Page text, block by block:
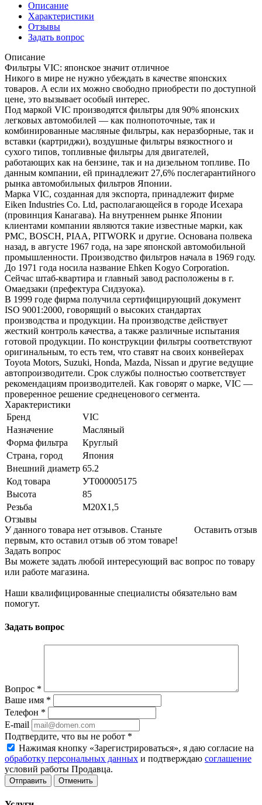
Описание
Характеристики
Отзывы
Задать вопрос
Описание
Фильтры VIC: японское значит отличное
Никого в мире не нужно убеждать в качестве японских
товаров. А если их можно свободно приобрести по доступной
цене, это вызывает особый интерес.
Под маркой VIC производятся фильтры для 90% японских
легковых автомобилей — как полнопоточные, так и
комбинированные масляные фильтры, как неразборные, так и
вставки (картриджи), воздушные фильтры вязкостного и
сухого типов, топливные фильтры для двигателей,
работающих как на бензине, так и на дизельном топливе. По
данным компании, ей принадлежит 27,6% послегарантийного
рынка автомобильных фильтров Японии.
Марка VIC, созданная для экспорта, принадлежит фирме
Eiken Industries Co. Ltd, располагающейся в городе Исехара
(провинция Канагава). На внутреннем рынке Японии
клиентами компании являются такие известные марки, как
PMC, BOSCH, PIAA, PITWORK и другие. Основана полвека
назад, в августе 1967 года, на заре японской автомобильной
промышленности. Производство фильтров начала в 1969 году.
До 1971 года носила название Ehken Kogyo Corporation.
Сейчас штаб-квартира и главный завод расположены в г.
Омаедзаки (префектура Сидзуока).
В 1999 годе фирма получила сертифицирующий документ
ISO 9001:2000, говорящий о высоких стандартах
производства и продукции. На производстве действует
жесткий контроль качества, а также различные испытания
готовой продукции. По конструкции фильтры соответствуют
оригинальным, то есть тем, что ставят на своих конвейерах
Toyota Motors, Suzuki, Honda, Mazda, Nissan и другие ведущие
автопроизводители. Срок службы полностью соответствует
рекомендациям производителей. Как говорят о марке, VIC —
проверенное решение среднеценового сегмента.
Характеристики
Бренд
VIC
Назначение
Масляный
Форма фильтра
Круглый
Страна, город
Япония
Внешний диаметр 65.2
Код товара
УТ000005175
Высота
85
Резьба
M20X1,5
Отзывы
Оставить отзыв
У данного товара нет отзывов. Станьте
первым, кто оставил отзыв об этом товаре!
Задать вопрос
Вы можете задать любой интересующий вас вопрос по товару
или работе магазина.
Наши квалифицированные специалисты обязательно вам
помогут.
Задать вопрос
Вопрос *
Ваше имя *
Телефон *
E-mail
Подтвердите, что вы не робот *
Нажимая кнопку «Зарегистрироваться», я даю согласие на
обработку персональных данных и подтверждаю соглашение
условий работы Продавца.
Отменить